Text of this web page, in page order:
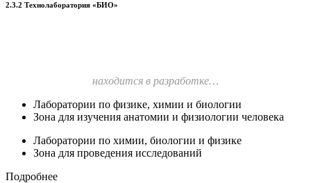
2.3.2 Технолаборатория «БИО»
находится в разработке…
Лаборатории по физике, химии и биологии
Зона для изучения анатомии и физиологии человека
Лаборатории по химии, биологии и физике
Зона для проведения исследований
Подробнее